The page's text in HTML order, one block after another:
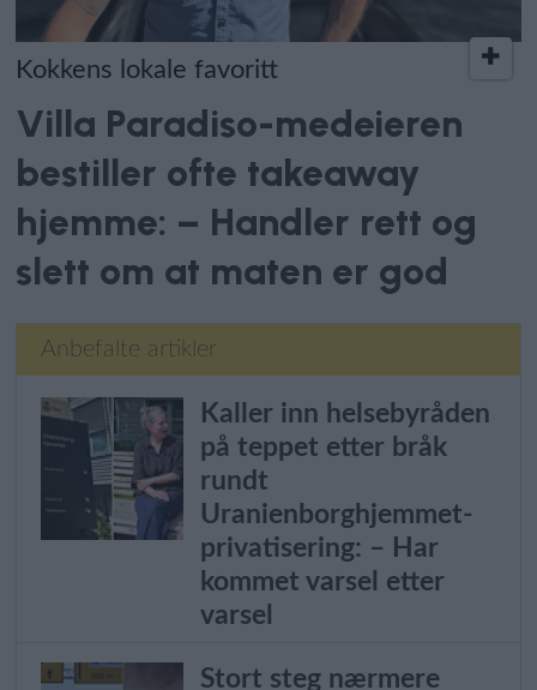
Kokkens lokale favoritt
Villa Paradiso-medeieren
bestiller ofte takeaway
hjemme: – Handler rett og
slett om at maten er god
Anbefalte artikler
Kaller inn helsebyråden
på teppet etter bråk
rundt
Uranienborghjemmet-
privatisering: – Har
kommet varsel etter
varsel
Stort steg nærmere